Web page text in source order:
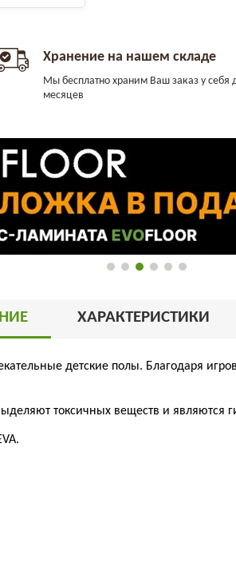
Хранение на нашем складе
Мы бесплатно храним Ваш заказ у себя
месяцев
ХАРАКТЕРИСТИКИ
детские полы. Благодаря
токсичных веществ и являются